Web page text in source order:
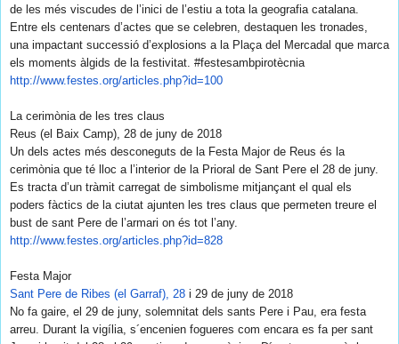
de les més viscudes de l’inici de l’estiu a tota la geografia catalana.
Entre els centenars d’actes que se celebren, destaquen les tronades,
una impactant successió d’explosions a la Plaça del Mercadal que marca
els moments àlgids de la festivitat. #festesambpirotècnia
http://www.festes.org/articles.php?id=100
La cerimònia de les tres claus
Reus (el Baix Camp), 28 de juny de 2018
Un dels actes més desconeguts de la Festa Major de Reus és la
cerimònia que té lloc a l’interior de la Prioral de Sant Pere el 28 de juny.
Es tracta d’un tràmit carregat de simbolisme mitjançant el qual els
poders fàctics de la ciutat ajunten les tres claus que permeten treure el
bust de sant Pere de l’armari on és tot l’any.
http://www.festes.org/articles.php?id=828
Festa Major
Sant Pere de Ribes (el Garraf), 28 i 29 de juny de 2018
No fa gaire, el 29 de juny, solemnitat dels sants Pere i Pau, era festa
arreu. Durant la vigília, s´encenien fogueres com encara es fa per sant